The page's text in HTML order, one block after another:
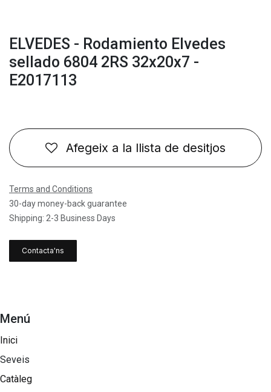
ELVEDES - Rodamiento Elvedes
sellado 6804 2RS 32x20x7 -
E2017113
Afegeix a la llista de desitjos
Terms and Conditions
30-day money-back guarantee
Shipping: 2-3 Business Days
Contacta'ns
Menú
Inici
Seveis
Catàleg